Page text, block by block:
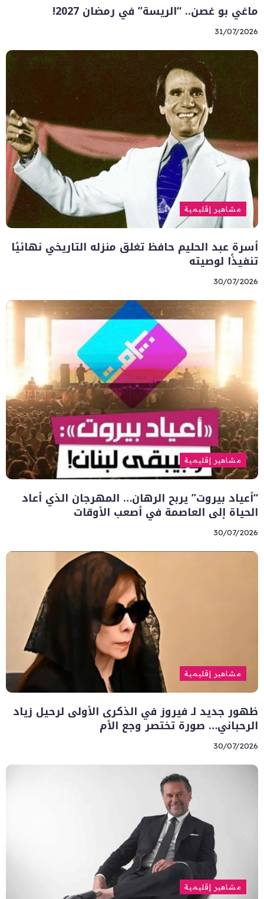
ماغي بو غصن.. “الريسة” في رمضان 2027!
31/07/2026
مشاهير إقليمية
أسرة عبد الحليم حافظ تغلق منزله التاريخي نهائيًا
تنفيذًا لوصيته
30/07/2026
مشاهير إقليمية
“أعياد بيروت” يربح الرهان… المهرجان الذي أعاد
الحياة إلى العاصمة في أصعب الأوقات
30/07/2026
مشاهير إقليمية
ظهور جديد لـ فيروز في الذكرى الأولى لرحيل زياد
الرحباني… صورة تختصر وجع الأم
30/07/2026
مشاهير إقليمية